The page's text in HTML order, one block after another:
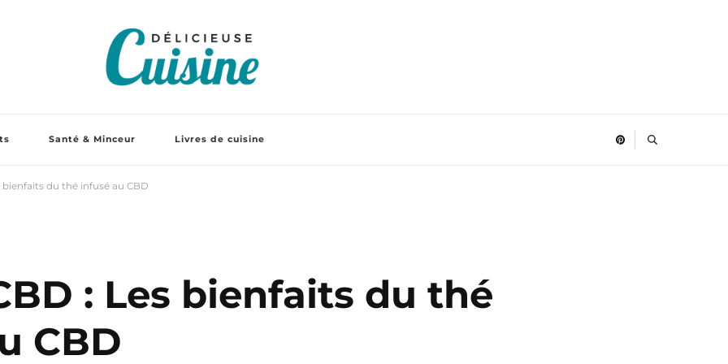
Santé & Minceur Livres de cuisine
bienfaits du thé infusé au CBD
: Les bienfaits du thé
CBD